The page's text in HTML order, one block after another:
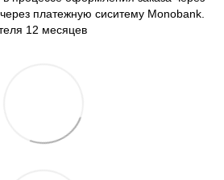
платежную сиситему Monobank.
12 месяцев